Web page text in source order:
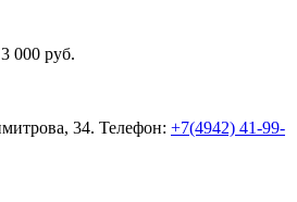
000 руб.
34. Телефон: +7(4942) 41-99-